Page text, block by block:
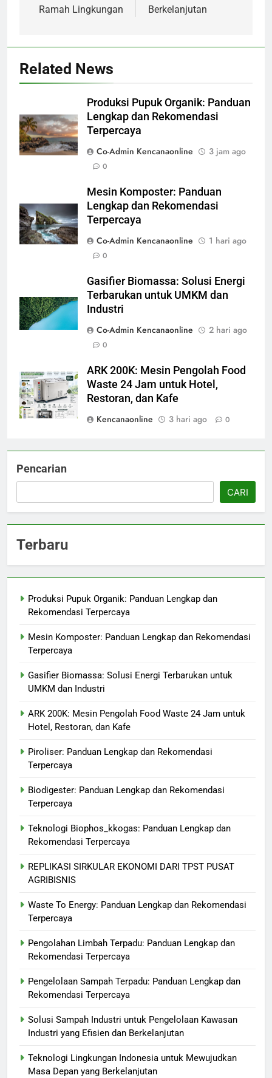
Ramah Lingkungan
Berkelanjutan
Related News
Produksi Pupuk Organik: Panduan
Lengkap dan Rekomendasi
Terpercaya
Co-Admin Kencanaonline
3 jam ago
0
Mesin Komposter: Panduan
Lengkap dan Rekomendasi
Terpercaya
Co-Admin Kencanaonline
1 hari ago
0
Gasifier Biomassa: Solusi Energi
Terbarukan untuk UMKM dan
Industri
Co-Admin Kencanaonline
2 hari ago
0
ARK 200K: Mesin Pengolah Food
Waste 24 Jam untuk Hotel,
Restoran, dan Kafe
Kencanaonline
3 hari ago 0
Pencarian
CARI
Terbaru
Produksi Pupuk Organik: Panduan Lengkap dan
Rekomendasi Terpercaya
Mesin Komposter: Panduan Lengkap dan Rekomendasi
Terpercaya
Gasifier Biomassa: Solusi Energi Terbarukan untuk
UMKM dan Industri
ARK 200K: Mesin Pengolah Food Waste 24 Jam untuk
Hotel, Restoran, dan Kafe
Piroliser: Panduan Lengkap dan Rekomendasi
Terpercaya
Biodigester: Panduan Lengkap dan Rekomendasi
Terpercaya
Teknologi Biophos_kkogas: Panduan Lengkap dan
Rekomendasi Terpercaya
REPLIKASI SIRKULAR EKONOMI DARI TPST PUSAT
AGRIBISNIS
Waste To Energy: Panduan Lengkap dan Rekomendasi
Terpercaya
Pengolahan Limbah Terpadu: Panduan Lengkap dan
Rekomendasi Terpercaya
Pengelolaan Sampah Terpadu: Panduan Lengkap dan
Rekomendasi Terpercaya
Solusi Sampah Industri untuk Pengelolaan Kawasan
Industri yang Efisien dan Berkelanjutan
Teknologi Lingkungan Indonesia untuk Mewujudkan
Masa Depan yang Berkelanjutan